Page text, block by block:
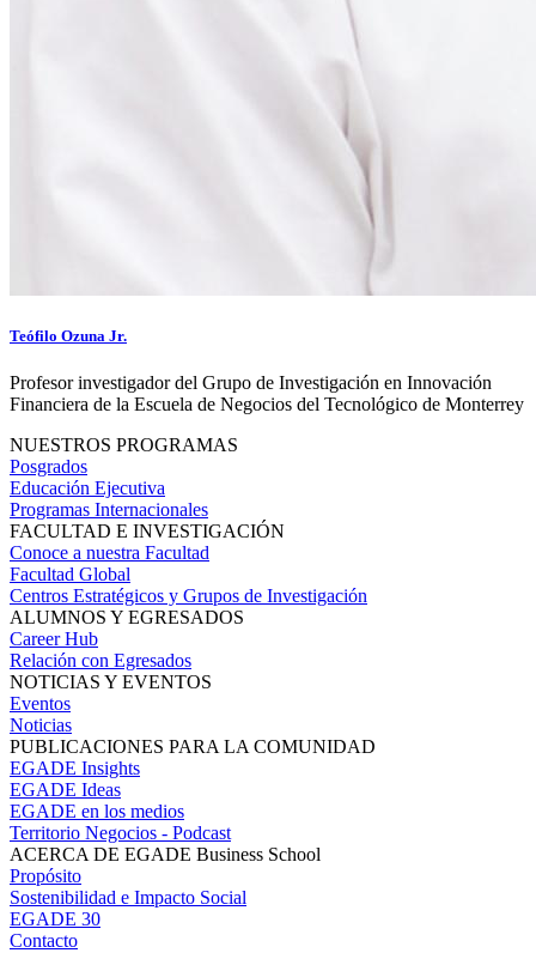
Teófilo Ozuna Jr.
Profesor investigador del Grupo de Investigación en Innovación
Financiera de la Escuela de Negocios del Tecnológico de Monterrey
NUESTROS PROGRAMAS
Posgrados
Educación Ejecutiva
Programas Internacionales
FACULTAD E INVESTIGACIÓN
Conoce a nuestra Facultad
Facultad Global
Centros Estratégicos y Grupos de Investigación
ALUMNOS Y EGRESADOS
Career Hub
Relación con Egresados
NOTICIAS Y EVENTOS
Eventos
Noticias
PUBLICACIONES PARA LA COMUNIDAD
EGADE Insights
EGADE Ideas
EGADE en los medios
Territorio Negocios - Podcast
ACERCA DE EGADE Business School
Propósito
Sostenibilidad e Impacto Social
EGADE 30
Contacto